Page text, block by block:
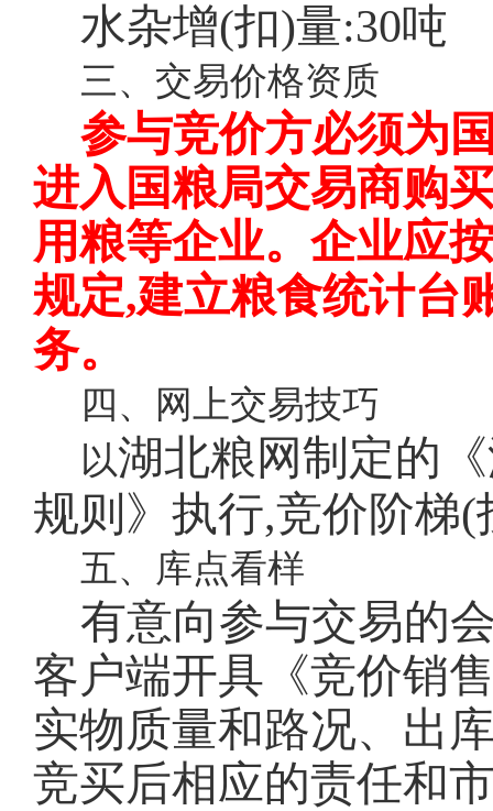
水杂增(扣)量:30吨
三、交易价格资质
参与竞价方必须为
进入国粮局交易商购
用粮等企业。企业应
规定,建立粮食统计台
务。
四、网上交易技巧
以湖北粮网制定的
规则》执行,竞价阶梯(
五、库点看样
有意向参与交易的
客户端开具《竞价销
实物质量和路况、出
竞买后相应的责任和